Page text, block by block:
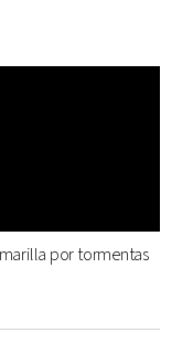
por tormentas